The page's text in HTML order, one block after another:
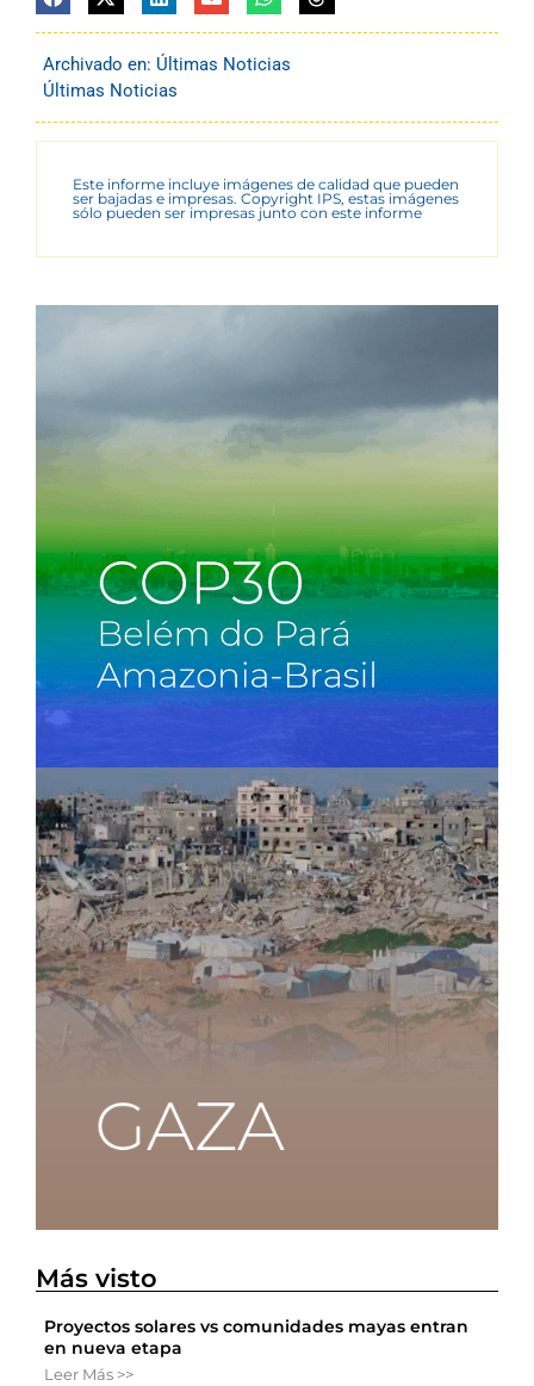
Archivado en: Últimas Noticias
Últimas Noticias
Este informe incluye imágenes de calidad que pueden
ser bajadas e impresas. Copyright IPS, estas imágenes
sólo pueden ser impresas junto con este informe
Más visto
Proyectos solares vs comunidades mayas entran
en nueva etapa
Leer Más >>